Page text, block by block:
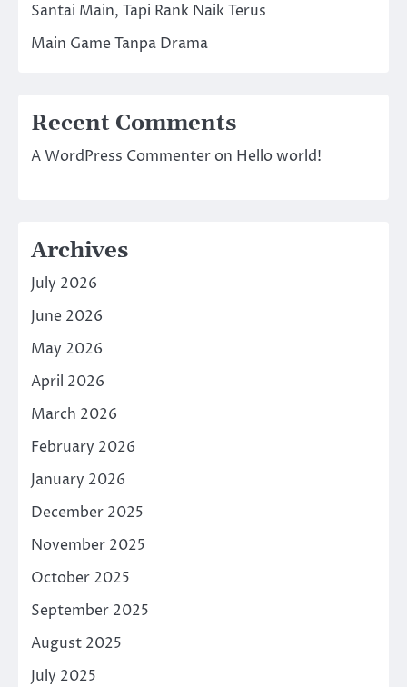
Santai Main, Tapi Rank Naik Terus
Main Game Tanpa Drama
Recent Comments
A WordPress Commenter on Hello world!
Archives
July 2026
June 2026
May 2026
April 2026
March 2026
February 2026
January 2026
December 2025
November 2025
October 2025
September 2025
August 2025
July 2025